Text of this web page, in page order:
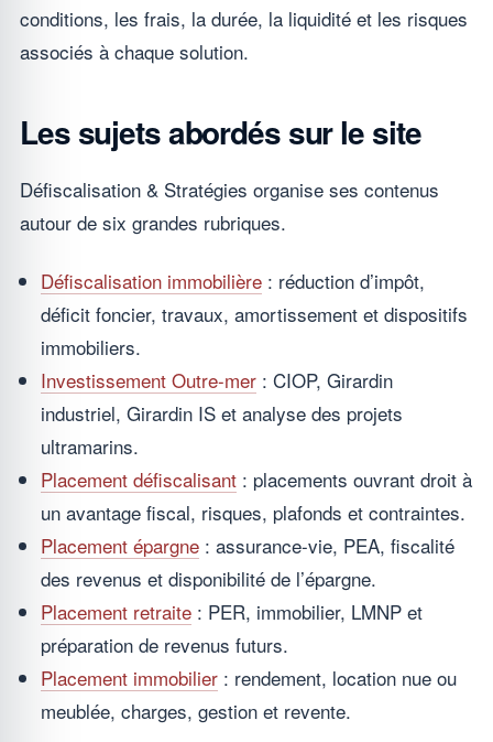
conditions, les frais, la durée, la liquidité et les risques
associés à chaque solution.
Les sujets abordés sur le site
Défiscalisation & Stratégies organise ses contenus
autour de six grandes rubriques.
Défiscalisation immobilière : réduction d’impôt,
déficit foncier, travaux, amortissement et dispositifs
immobiliers.
Investissement Outre-mer : CIOP, Girardin
industriel, Girardin IS et analyse des projets
ultramarins.
Placement défiscalisant : placements ouvrant droit à
un avantage fiscal, risques, plafonds et contraintes.
Placement épargne : assurance-vie, PEA, fiscalité
des revenus et disponibilité de l’épargne.
Placement retraite : PER, immobilier, LMNP et
préparation de revenus futurs.
Placement immobilier : rendement, location nue ou
meublée, charges, gestion et revente.